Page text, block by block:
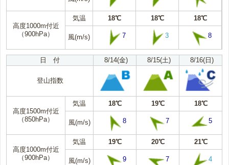
高度1000m付近
（900hPa）
気温 18℃ 18℃ 18℃
風(m/s) 7 3 8
日 付 8/14(金) 8/15(土) 8/16(日)
登山指数
高度1500m付近
（850hPa）
気温 18℃ 19℃ 18℃
風(m/s) 8 7 5
高度1000m付近
（900hPa）
気温 19℃ 20℃ 21℃
風(m/s) 9 7 4